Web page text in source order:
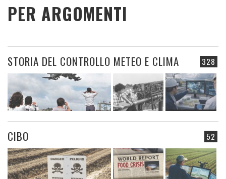
PER ARGOMENTI
328
STORIA DEL CONTROLLO METEO E CLIMA
52
CIBO